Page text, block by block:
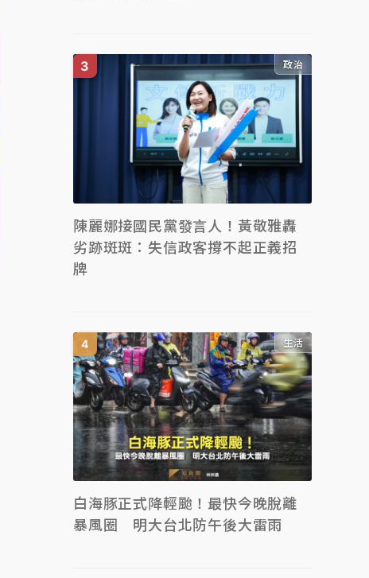
政治
陳麗娜接國民黨發言人！黃敬雅轟
劣跡斑斑：失信政客撐不起正義招
牌
生活
白海豚正式降輕颱！最快今晚脫離
暴風圈 明大台北防午後大雷雨